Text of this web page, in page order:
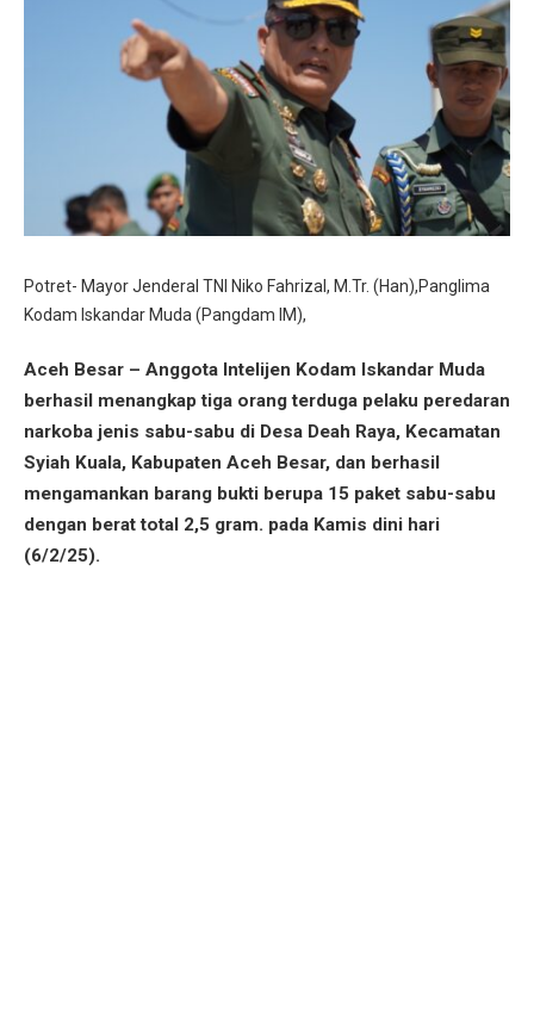
Potret- Mayor Jenderal TNI Niko Fahrizal, M.Tr. (Han),Panglima
Kodam Iskandar Muda (Pangdam IM),
Aceh Besar – Anggota Intelijen Kodam Iskandar Muda
berhasil menangkap tiga orang terduga pelaku peredaran
narkoba jenis sabu-sabu di Desa Deah Raya, Kecamatan
Syiah Kuala, Kabupaten Aceh Besar, dan berhasil
mengamankan barang bukti berupa 15 paket sabu-sabu
dengan berat total 2,5 gram. pada Kamis dini hari
(6/2/25).